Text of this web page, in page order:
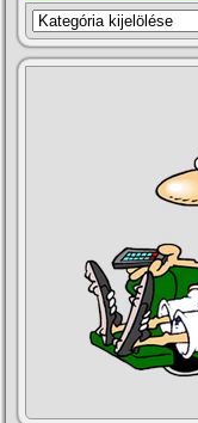
KATEGÓRIÁK